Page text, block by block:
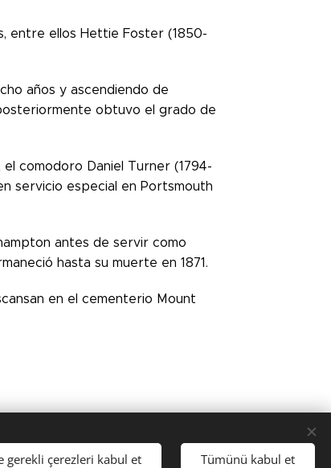
entre ellos Hettie Foster (1850-
años y ascendiendo de
obtuvo el grado de
el comodoro Daniel Turner (1794-
servicio especial en Portsmouth
antes de servir como
hasta su muerte en 1871.
en el cementerio Mount
gerekli çerezleri kabul et Tümünü kabul et